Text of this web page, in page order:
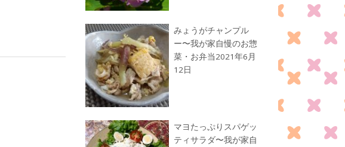
みょうがチャンプル
ー〜我が家自慢のお惣
菜・お弁当2021年6月
12日
マヨたっぷりスパゲッ
ティサラダ〜我が家自